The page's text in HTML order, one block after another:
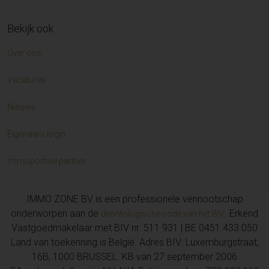
Bekijk ook
Over ons
Vacatures
Nieuws
Eigenaars login
Immoportaal partner
IMMO ZONE BV is een professionele vennootschap
onderworpen aan de deontologische code van het BIV
. Erkend
Vastgoedmakelaar met BIV nr. 511 931 | BE 0451.433.050
Land van toekenning is België. Adres BIV: Luxemburgstraat,
16B, 1000 BRUSSEL. KB van 27 september 2006